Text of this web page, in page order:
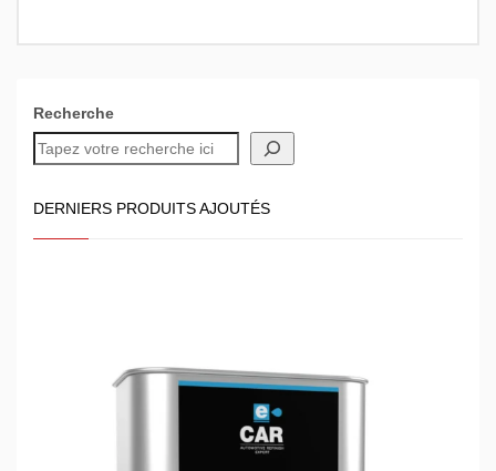
Recherche
DERNIERS PRODUITS AJOUTÉS